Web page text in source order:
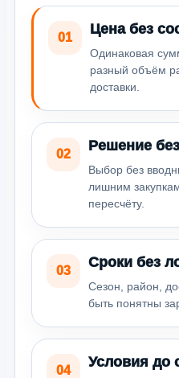
01
Цена без
Одинаковая
разный объём
доставки.
02
Решение
Выбор без
лишним
пересчёту.
03
Сроки без
Сезон, район,
быть понятны
04
Условия до